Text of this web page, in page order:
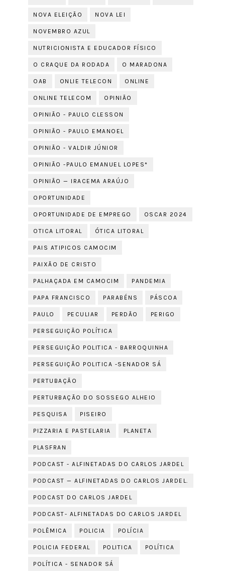
NOVA ELEIÇÃO NOVA LEI
NOVEMBRO AZUL
NUTRICIONISTA E EDUCADOR FÍSICO
O CRAQUE DA RODADA O MARADONA
OAB ONLIE TELECON ONLINE
ONLINE TELECOM OPINIÃO
OPINIÃO - PAULO CLESSON
OPINIÃO - PAULO EMANOEL
OPINIÃO - VALDIR JÚNIOR
OPINIÃO -PAULO EMANUEL LOPES*
OPINIÃO — IRACEMA ARAÚJO
OPORTUNIDADE
OPORTUNIDADE DE EMPREGO OSCAR 2024
OTICA LITORAL ÓTICA LITORAL
PAIS ATIPICOS CAMOCIM
PAIXÃO DE CRISTO
PALHAÇADA EM CAMOCIM PANDEMIA
PAPA FRANCISCO PARABÉNS PÁSCOA
PAULO PECULIAR PERDÃO PERIGO
PERSEGUIÇÃO POLÍTICA
PERSEGUIÇÃO POLITICA - BARROQUINHA
PERSEGUIÇÃO POLITICA -SENADOR SÁ
PERTUBAÇÃO
PERTURBAÇÃO DO SOSSEGO ALHEIO
PESQUISA PISEIRO
PIZZARIA E PASTELARIA PLANETA
PLASFRAN
PODCAST - ALFINETADAS DO CARLOS JARDEL
PODCAST — ALFINETADAS DO CARLOS JARDEL.
PODCAST DO CARLOS JARDEL
PODCAST- ALFINETADAS DO CARLOS JARDEL
POLÊMICA POLICIA POLÍCIA
POLICIA FEDERAL POLITICA POLÍTICA
POLÍTICA - SENADOR SÁ